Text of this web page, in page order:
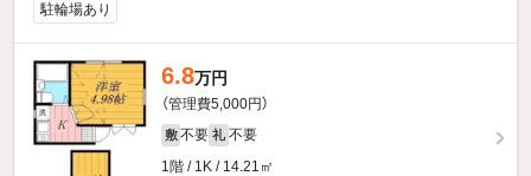
駐輪場あり
6.8万円
（管理費5,000円）
敷 不要 礼 不要
1階 / 1K / 14.21㎡